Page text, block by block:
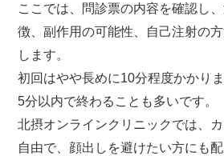
ここでは、問診票の内容を確認し
徴、副作用の可能性、自己注射の
します。
初回はやや長めに10分程度かかり
5分以内で終わることも多いです。
北摂オンラインクリニックでは、
自由で、顔出しを避けたい方にも配